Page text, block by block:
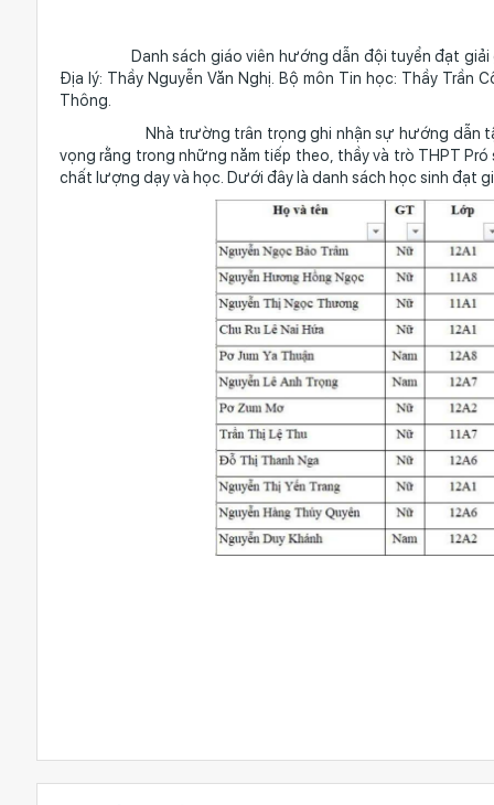
Danh sách giáo viên hướng dẫn đội tuyển đạt giải
Địa lý: Thầy Nguyễn Văn Nghị. Bộ môn Tin học: Thầy Trần
Thông.
Nhà trường trân trọng ghi nhận sự hướng dẫn tận
vọng rằng trong những năm tiếp theo, thầy và trò THPT
chất lượng dạy và học. Dưới đây là danh sách học sinh đạt